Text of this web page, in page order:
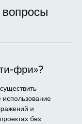
фри»?
и
без